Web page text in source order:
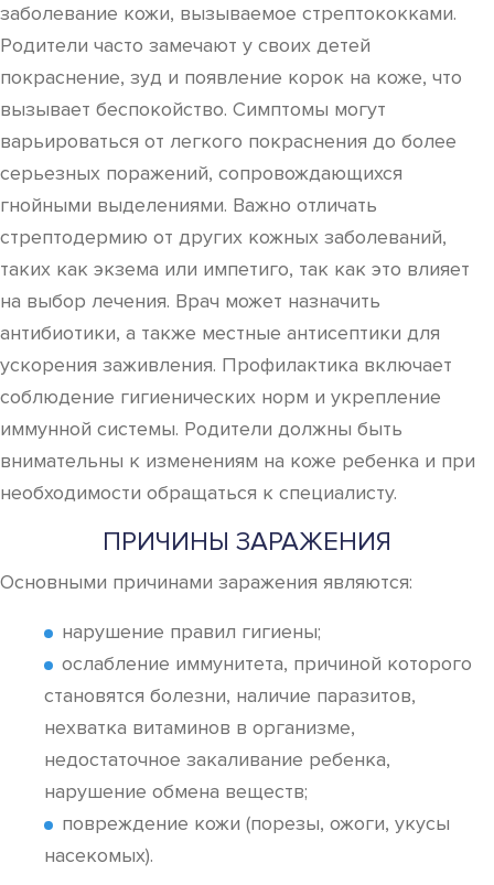
заболевание кожи, вызываемое стрептококками.
Родители часто замечают у своих детей
покраснение, зуд и появление корок на коже, что
вызывает беспокойство. Симптомы могут
варьироваться от легкого покраснения до более
серьезных поражений, сопровождающихся
гнойными выделениями. Важно отличать
стрептодермию от других кожных заболеваний,
таких как экзема или импетиго, так как это влияет
на выбор лечения. Врач может назначить
антибиотики, а также местные антисептики для
ускорения заживления. Профилактика включает
соблюдение гигиенических норм и укрепление
иммунной системы. Родители должны быть
внимательны к изменениям на коже ребенка и при
необходимости обращаться к специалисту.
ПРИЧИНЫ ЗАРАЖЕНИЯ
Основными причинами заражения являются:
нарушение правил гигиены;
ослабление иммунитета, причиной которого
становятся болезни, наличие паразитов,
нехватка витаминов в организме,
недостаточное закаливание ребенка,
нарушение обмена веществ;
повреждение кожи (порезы, ожоги, укусы
насекомых).